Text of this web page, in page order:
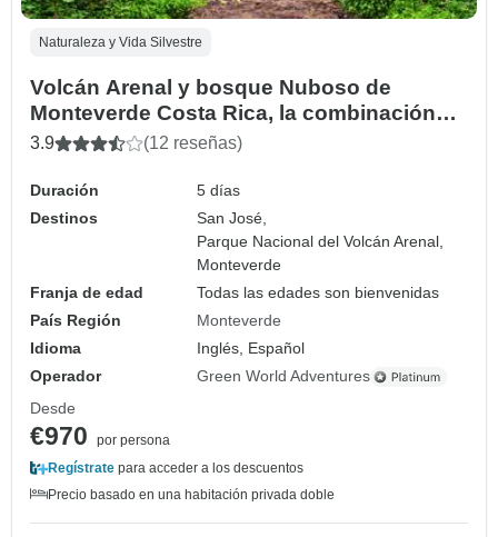
Naturaleza y Vida Silvestre
Volcán Arenal y bosque Nuboso de
Monteverde Costa Rica, la combinación
perfecta
3.9 (12 reseñas)
Duración
5 días
Destinos
San José,
Parque Nacional del Volcán Arenal,
Monteverde
Franja de edad
Todas las edades son bienvenidas
País Región
Monteverde
Idioma
Inglés, Español
Operador
Green World Adventures
Desde
€970
por persona
Regístrate para acceder a los descuentos
Precio basado en una habitación privada doble